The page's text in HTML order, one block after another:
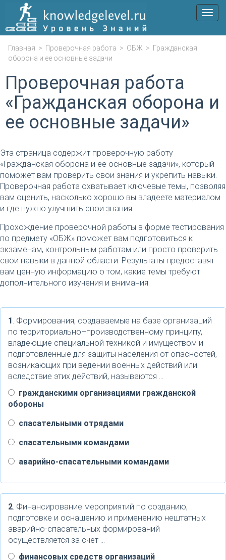
Меню
Главная > Проверочная работа > ОБЖ > Гражданская
оборона и ее основные задачи
Проверочная работа
«Гражданская оборона и
ее основные задачи»
Эта страница содержит проверочную работу
«Гражданская оборона и ее основные задачи», который
поможет вам проверить свои знания и укрепить навыки.
Проверочная работа охватывает ключевые темы, позволяя
вам оценить, насколько хорошо вы владеете материалом
и где нужно улучшить свои знания.
Прохождение проверочной работы в форме тестирования
по предмету «ОБЖ» поможет вам подготовиться к
экзаменам, контрольным работам или просто проверить
свои навыки в данной области. Результаты предоставят
вам ценную информацию о том, какие темы требуют
дополнительного изучения и внимания.
1. Формирования, создаваемые на базе организаций
по территориально–производственному принципу,
владеющие специальной техникой и имуществом и
подготовленные для защиты населения от опасностей,
возникающих при ведении военных действий или
вследствие этих действий, называются …
гражданскими организациями гражданской
обороны
спасательными отрядами
спасательными командами
аварийно-спасательными командами
2. Финансирование мероприятий по созданию,
подготовке и оснащению и применению нештатных
аварийно-спасательных формирований
осуществляется за счет …
финансовых средств организаций